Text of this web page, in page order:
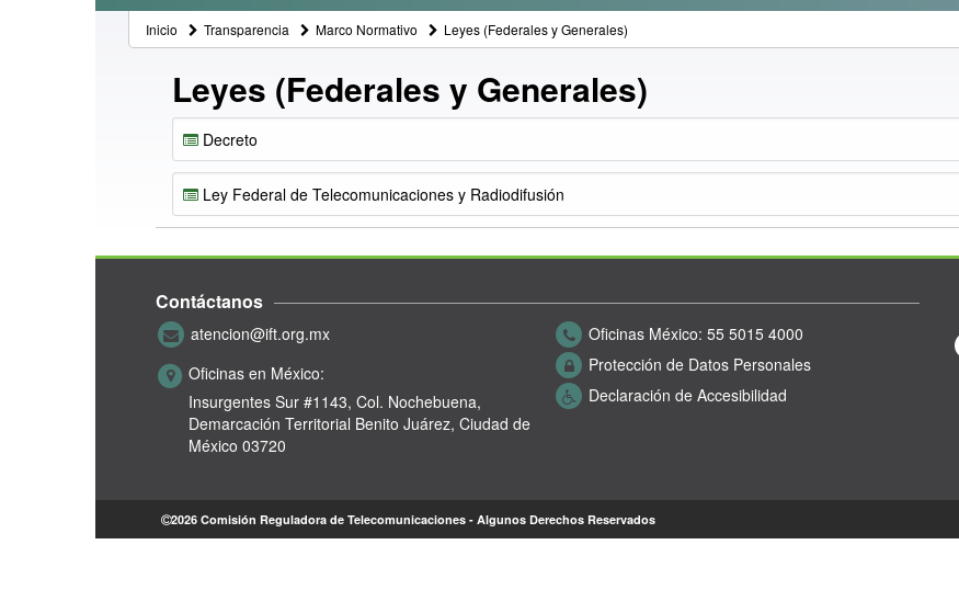
Inicio Transparencia Marco Normativo Leyes (Federales y Generales)
Leyes (Federales y Generales)
Decreto
Ley Federal de Telecomunicaciones y Radiodifusión
Contáctanos
atencion@ift.org.mx
Oficinas en México:
Insurgentes Sur #1143, Col. Nochebuena,
Demarcación Territorial Benito Juárez, Ciudad de
México 03720
Oficinas México: 55 5015 4000
Protección de Datos Personales
Declaración de Accesibilidad
2026 Comisión Reguladora de Telecomunicaciones - Algunos Derechos Reservados